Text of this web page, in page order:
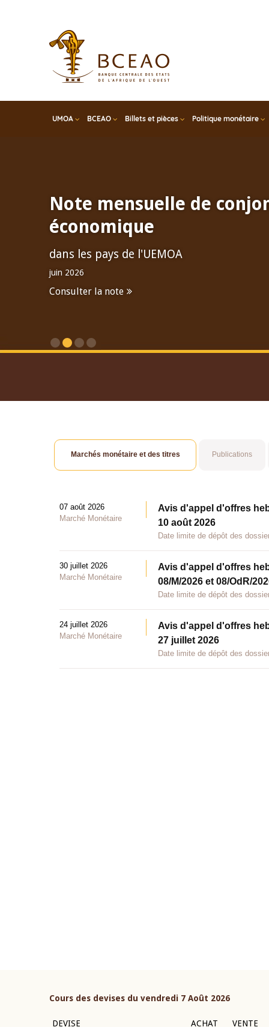
UMOA BCEAO Billets et pièces Politique monétaire
Note mensuelle de
économique
dans les pays de l'UEMOA
juin 2026
Consulter la note
Marchés monétaire et des titres Publications
07 août 2026
Marché Monétaire
Avis d'appel d'offres
10 août 2026
Date limite de dépôt des
30 juillet 2026
Marché Monétaire
Avis d'appel d'offres
08/M/2026 et 08/OdR/
Date limite de dépôt des
24 juillet 2026
Marché Monétaire
Avis d'appel d'offres
27 juillet 2026
Date limite de dépôt des
Cours des devises du vendredi 7 Août 2026
DEVISE ACHAT VENTE